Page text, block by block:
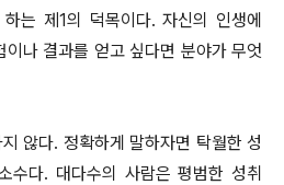
는 제1의 덕목이다. 자신의 인생에
나 결과를 얻고 싶다면 분야가 무엇
않다. 정확하게 말하자면 탁월한 성
수다. 대다수의 사람은 평범한 성취